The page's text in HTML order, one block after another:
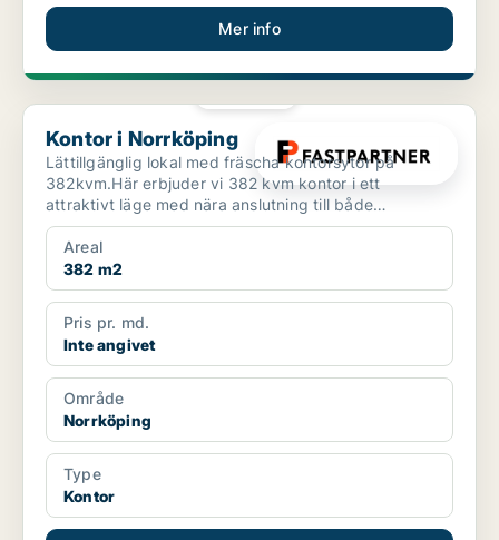
Mer info
Kontor i Norrköping
Kontor i Norrköping
Lättillgänglig lokal med fräscha kontorsytor på
382kvm.Här erbjuder vi 382 kvm kontor i ett
attraktivt läge med nära anslutning till både
söderleden och cent...
Areal
382 m2
Pris pr. md.
Inte angivet
Område
Norrköping
Type
Kontor